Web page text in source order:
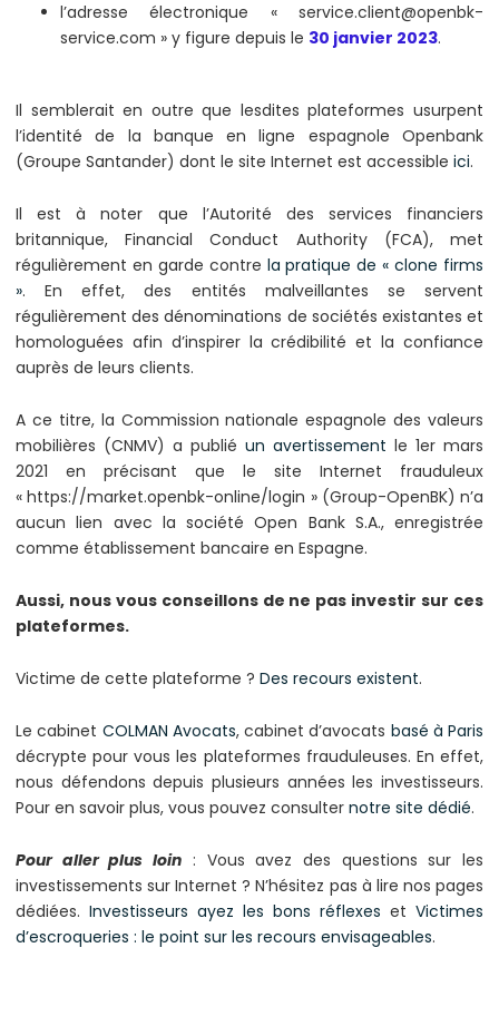
l’adresse électronique « service.client@openbk-
service.com » y figure depuis le 30 janvier 2023.
Il semblerait en outre que lesdites plateformes usurpent
l’identité de la banque en ligne espagnole Openbank
(Groupe Santander) dont le site Internet est accessible ici.
Il est à noter que l’Autorité des services financiers
britannique, Financial Conduct Authority (FCA), met
régulièrement en garde contre la pratique de « clone firms
». En effet, des entités malveillantes se servent
régulièrement des dénominations de sociétés existantes et
homologuées afin d’inspirer la crédibilité et la confiance
auprès de leurs clients.
A ce titre, la Commission nationale espagnole des valeurs
mobilières (CNMV) a publié un avertissement le 1er mars
2021 en précisant que le site Internet frauduleux
« https://market.openbk-online/login » (Group-OpenBK) n’a
aucun lien avec la société Open Bank S.A., enregistrée
comme établissement bancaire en Espagne.
Aussi, nous vous conseillons de ne pas investir sur ces
plateformes.
Victime de cette plateforme ? Des recours existent.
Le cabinet COLMAN Avocats, cabinet d’avocats basé à Paris
décrypte pour vous les plateformes frauduleuses. En effet,
nous défendons depuis plusieurs années les investisseurs.
Pour en savoir plus, vous pouvez consulter notre site dédié.
Pour aller plus loin : Vous avez des questions sur les
investissements sur Internet ? N’hésitez pas à lire nos pages
dédiées. Investisseurs ayez les bons réflexes et Victimes
d’escroqueries : le point sur les recours envisageables.